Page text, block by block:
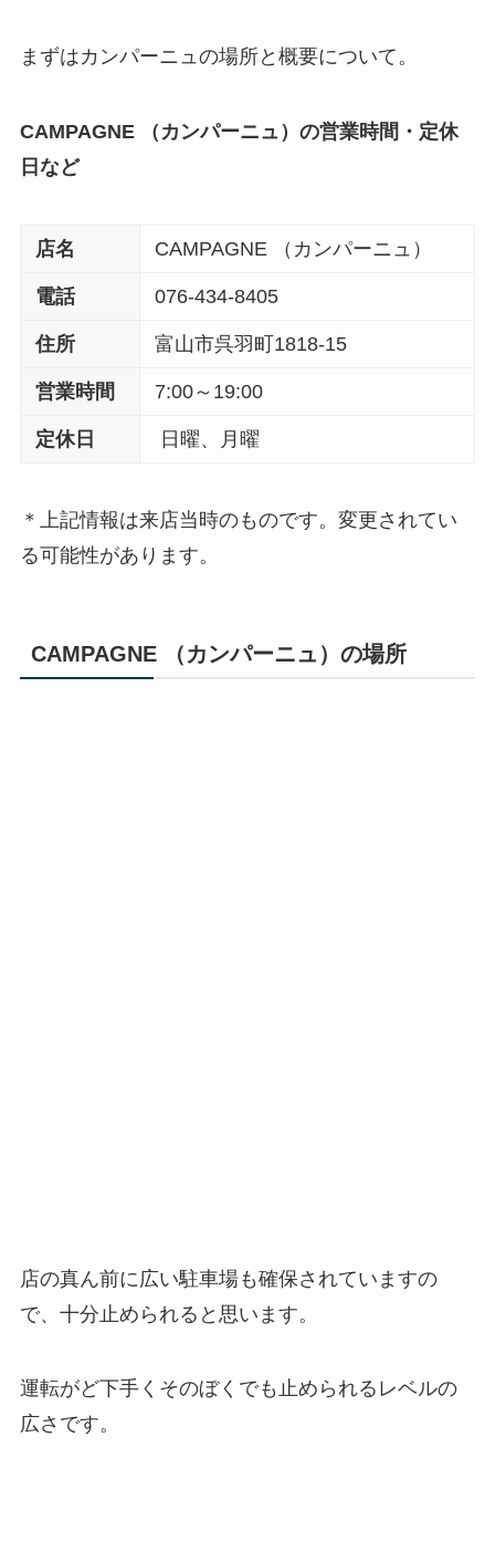
まずはカンパーニュの場所と概要について。
CAMPAGNE （カンパーニュ）の営業時間・定休
日など
店名 CAMPAGNE （カンパーニュ）
電話 076-434-8405
住所 富山市呉羽町1818-15
営業時間 7:00～19:00
定休日 日曜、月曜
＊上記情報は来店当時のものです。変更されてい
る可能性があります。
CAMPAGNE （カンパーニュ）の場所
店の真ん前に広い駐車場も確保されていますの
で、十分止められると思います。
運転がど下手くそのぼくでも止められるレベルの
広さです。